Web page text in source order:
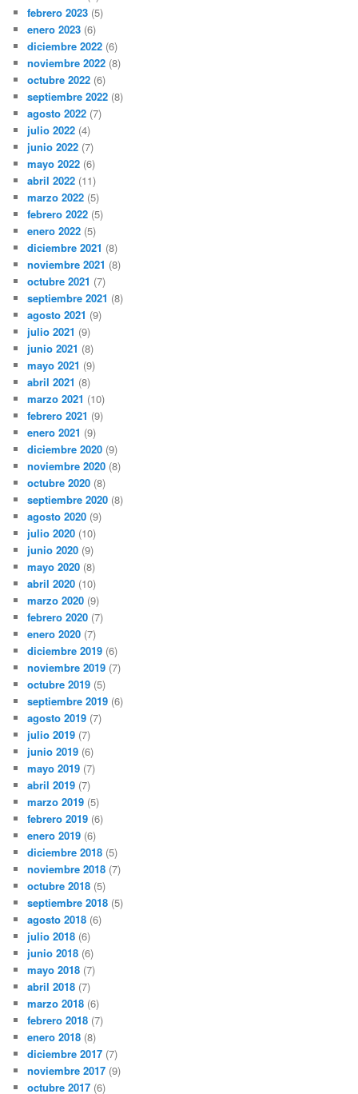
febrero 2023 (5)
enero 2023 (6)
diciembre 2022 (6)
noviembre 2022 (8)
octubre 2022 (6)
septiembre 2022 (8)
agosto 2022 (7)
julio 2022 (4)
junio 2022 (7)
mayo 2022 (6)
abril 2022 (11)
marzo 2022 (5)
febrero 2022 (5)
enero 2022 (5)
diciembre 2021 (8)
noviembre 2021 (8)
octubre 2021 (7)
septiembre 2021 (8)
agosto 2021 (9)
julio 2021 (9)
junio 2021 (8)
mayo 2021 (9)
abril 2021 (8)
marzo 2021 (10)
febrero 2021 (9)
enero 2021 (9)
diciembre 2020 (9)
noviembre 2020 (8)
octubre 2020 (8)
septiembre 2020 (8)
agosto 2020 (9)
julio 2020 (10)
junio 2020 (9)
mayo 2020 (8)
abril 2020 (10)
marzo 2020 (9)
febrero 2020 (7)
enero 2020 (7)
diciembre 2019 (6)
noviembre 2019 (7)
octubre 2019 (5)
septiembre 2019 (6)
agosto 2019 (7)
julio 2019 (7)
junio 2019 (6)
mayo 2019 (7)
abril 2019 (7)
marzo 2019 (5)
febrero 2019 (6)
enero 2019 (6)
diciembre 2018 (5)
noviembre 2018 (7)
octubre 2018 (5)
septiembre 2018 (5)
agosto 2018 (6)
julio 2018 (6)
junio 2018 (6)
mayo 2018 (7)
abril 2018 (7)
marzo 2018 (6)
febrero 2018 (7)
enero 2018 (8)
diciembre 2017 (7)
noviembre 2017 (9)
octubre 2017 (6)